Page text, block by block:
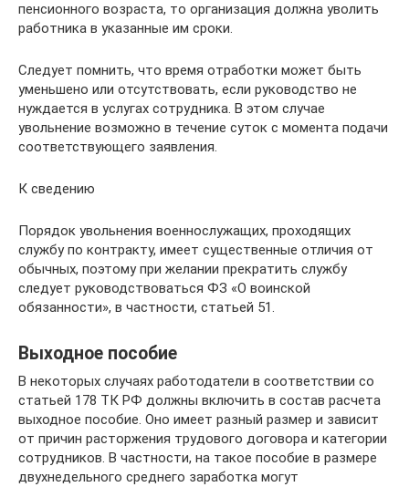
пенсионного возраста, то организация должна уволить
работника в указанные им сроки.
Следует помнить, что время отработки может быть
уменьшено или отсутствовать, если руководство не
нуждается в услугах сотрудника. В этом случае
увольнение возможно в течение суток с момента подачи
соответствующего заявления.
К сведению
Порядок увольнения военнослужащих, проходящих
службу по контракту, имеет существенные отличия от
обычных, поэтому при желании прекратить службу
следует руководствоваться ФЗ «О воинской
обязанности», в частности, статьей 51.
Выходное пособие
В некоторых случаях работодатели в соответствии со
статьей 178 ТК РФ должны включить в состав расчета
выходное пособие. Оно имеет разный размер и зависит
от причин расторжения трудового договора и категории
сотрудников. В частности, на такое пособие в размере
двухнедельного среднего заработка могут